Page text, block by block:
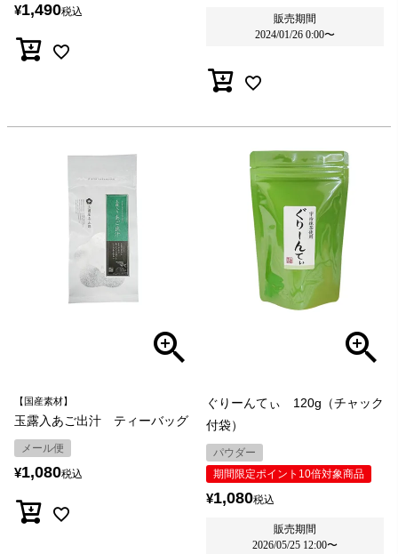
¥1,490税込
販売期間
2024/01/26 0:00〜
【国産素材】
玉露入あご出汁 ティーバッグ
メール便
¥1,080税込
ぐりーんてぃ 120g（チャック
付袋）
パウダー
期間限定ポイント10倍対象商品
¥1,080税込
販売期間
2026/05/25 12:00〜